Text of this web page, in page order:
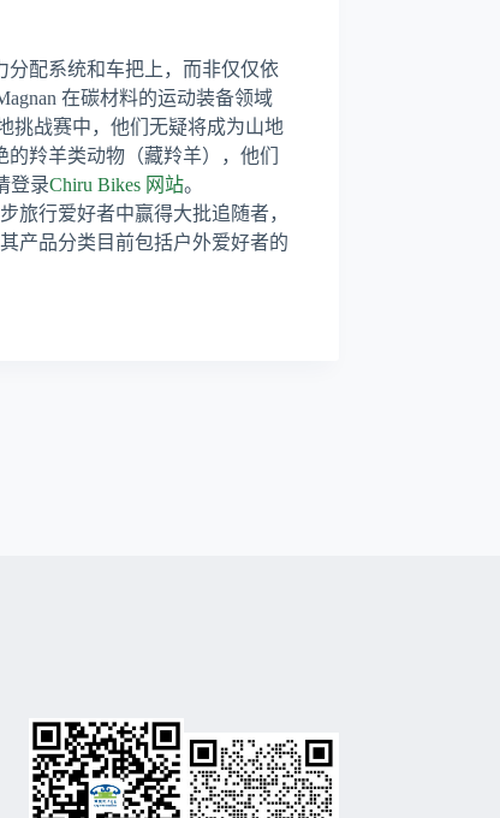
分配系统和车把上，而非仅仅依
在碳材料的运动装备领域
挑战赛中，他们无疑将成为山地
羚羊类动物（藏羚羊），他们
登录Chiru Bikes 网站。
旅行爱好者中赢得大批追随者，
产品分类目前包括户外爱好者的